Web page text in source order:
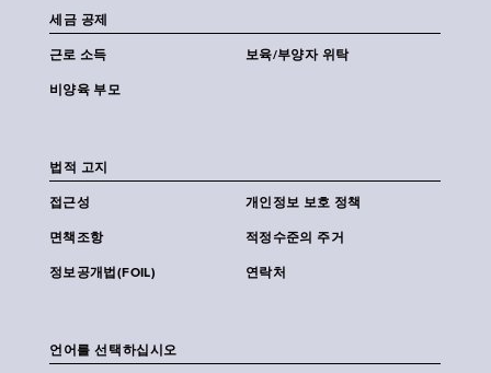
세금 공제
근로 소득 보육/부양자 위탁
비양육 부모
법적 고지
접근성 개인정보 보호 정책
면책조항 적정수준의 주거
정보공개법(FOIL) 연락처
언어를 선택하십시오